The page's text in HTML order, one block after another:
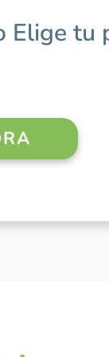
Elige tu